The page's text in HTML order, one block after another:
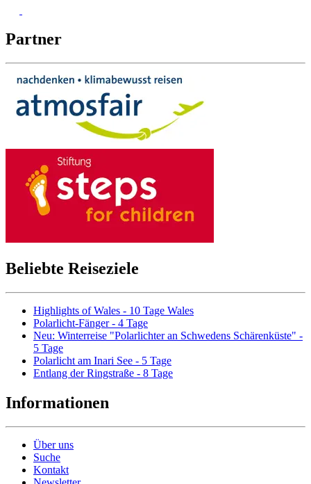
Partner
Beliebte Reiseziele
Highlights of Wales - 10 Tage Wales
Polarlicht-Fänger - 4 Tage
Neu: Winterreise "Polarlichter an Schwedens Schärenküste" -
5 Tage
Polarlicht am Inari See - 5 Tage
Entlang der Ringstraße - 8 Tage
Informationen
Über uns
Suche
Kontakt